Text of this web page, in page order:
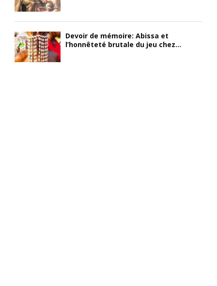
Devoir de mémoire: Abissa et
l’honnêteté brutale du jeu chez...